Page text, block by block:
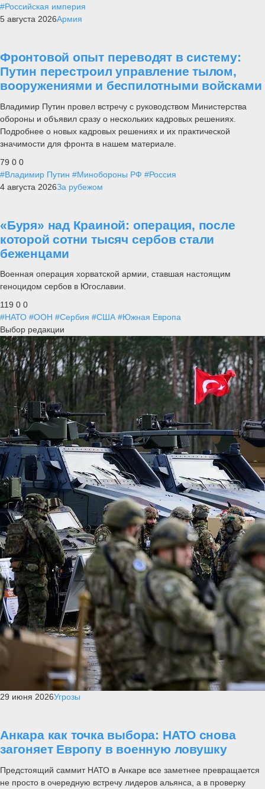
#Российская империя
5 августа 2026Армия
Фронтовой опыт переводят в систему:
Путин перестроил управление тылом,
вооружениями и беспилотными войсками
Владимир Путин провел встречу с руководством Министерства
обороны и объявил сразу о нескольких кадровых решениях.
Подробнее о новых кадровых решениях и их практической
значимости для фронта в нашем материале.
79 0 0
#Владимир Путин #Минобороны РФ #Россия
4 августа 2026За рубежом
«Буря» над Краиной: операция, после
которой сотни тысяч сербов стали
беженцами
Военная операция хорватской армии, ставшая настоящим
геноцидом сербов в Югославии.
119 0 0
#НАТО #ООН #Сербия #США #Южная Европа
Выбор редакции
29 июня 2026Угрозы
Анкара как точка выбора: НАТО снова
загоняет Европу в военную ловушку
Предстоящий саммит НАТО в Анкаре все заметнее превращается
не просто в очередную встречу лидеров альянса, а в проверку